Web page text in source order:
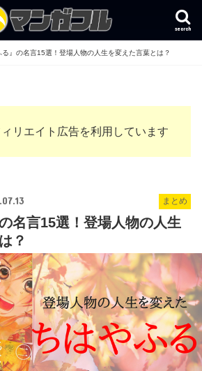
search
る』の名言15選！登場人物の人生を変えた言葉とは？
リエイト広告を利用しています
まとめ
名言15選！登場人物の人生
？